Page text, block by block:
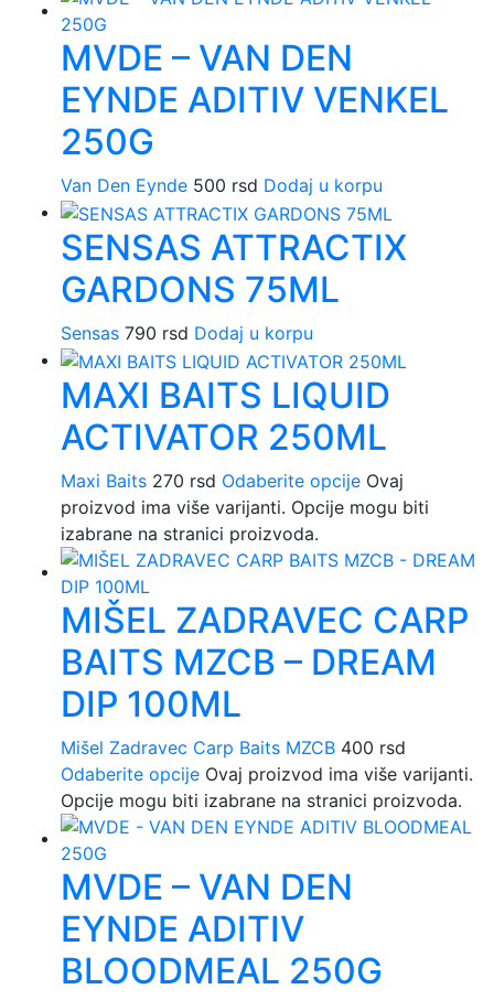
MVDE – VAN DEN
EYNDE ADITIV VENKEL
250G
Van Den Eynde 500 rsd Dodaj u korpu
SENSAS ATTRACTIX
GARDONS 75ML
Sensas 790 rsd Dodaj u korpu
MAXI BAITS LIQUID
ACTIVATOR 250ML
Maxi Baits 270 rsd Odaberite opcije Ovaj
proizvod ima više varijanti. Opcije mogu biti
izabrane na stranici proizvoda.
MIŠEL ZADRAVEC CARP
BAITS MZCB – DREAM
DIP 100ML
Mišel Zadravec Carp Baits MZCB 400 rsd
Odaberite opcije Ovaj proizvod ima više varijanti.
Opcije mogu biti izabrane na stranici proizvoda.
MVDE – VAN DEN
EYNDE ADITIV
BLOODMEAL 250G